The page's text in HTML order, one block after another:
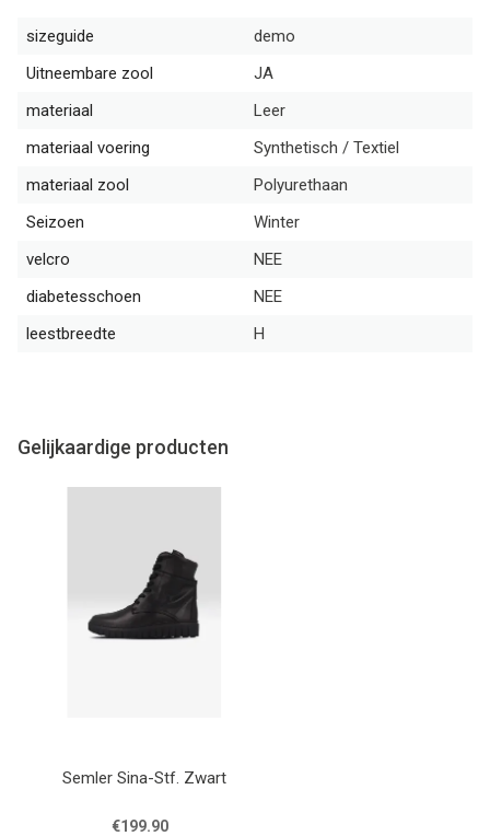
sizeguide
demo
Uitneembare zool
JA
materiaal
Leer
materiaal voering
Synthetisch / Textiel
materiaal zool
Polyurethaan
Seizoen
Winter
velcro
NEE
diabetesschoen
NEE
leestbreedte
H
Gelijkaardige producten
Semler Sina-Stf. Zwart
€199.90